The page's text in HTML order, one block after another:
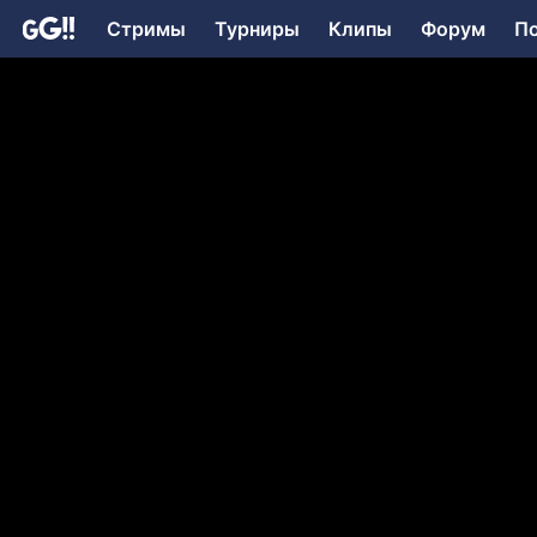
Стримы Турниры Клипы Форум